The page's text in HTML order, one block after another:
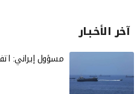
آخر الأخـبـار
مسؤول إيراني: